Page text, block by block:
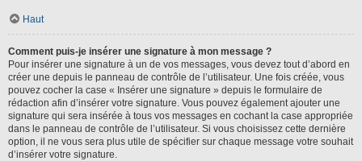
Haut
Comment puis-je insérer une signature à mon message ?
Pour insérer une signature à un de vos messages, vous devez tout d’abord en
créer une depuis le panneau de contrôle de l’utilisateur. Une fois créée, vous
pouvez cocher la case « Insérer une signature » depuis le formulaire de
rédaction afin d’insérer votre signature. Vous pouvez également ajouter une
signature qui sera insérée à tous vos messages en cochant la case appropriée
dans le panneau de contrôle de l’utilisateur. Si vous choisissez cette dernière
option, il ne vous sera plus utile de spécifier sur chaque message votre souhait
d’insérer votre signature.